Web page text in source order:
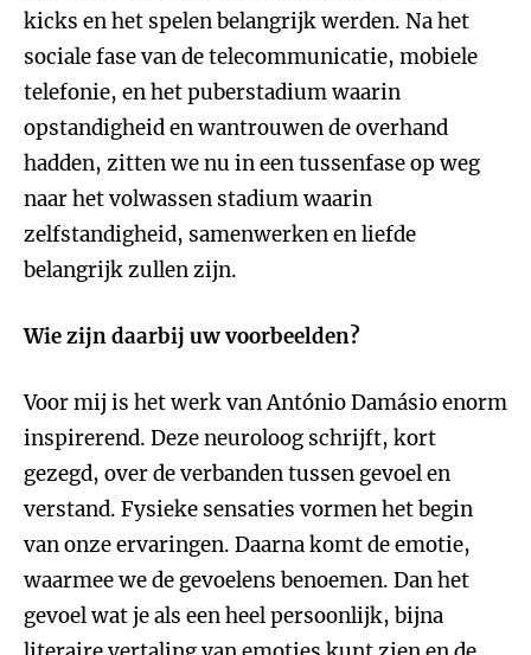
kicks en het spelen belangrijk werden. Na het
sociale fase van de telecommunicatie, mobiele
telefonie, en het puberstadium waarin
opstandigheid en wantrouwen de overhand
hadden, zitten we nu in een tussenfase op weg
naar het volwassen stadium waarin
zelfstandigheid, samenwerken en liefde
belangrijk zullen zijn.
Wie zijn daarbij uw voorbeelden?
Voor mij is het werk van António Damásio enorm
inspirerend. Deze neuroloog schrijft, kort
gezegd, over de verbanden tussen gevoel en
verstand. Fysieke sensaties vormen het begin
van onze ervaringen. Daarna komt de emotie,
waarmee we de gevoelens benoemen. Dan het
gevoel wat je als een heel persoonlijk, bijna